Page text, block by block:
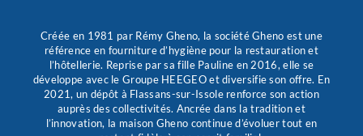
Créée en 1981 par Rémy Gheno, la société Gheno est une
référence en fourniture d’hygiène pour la restauration et
l’hôtellerie. Reprise par sa fille Pauline en 2016, elle se
développe avec le Groupe HEEGEO et diversifie son offre. En
2021, un dépôt à Flassans-sur-Issole renforce son action
auprès des collectivités. Ancrée dans la tradition et
l’innovation, la maison Gheno continue d’évoluer tout en